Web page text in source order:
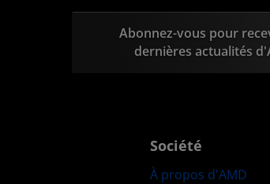
Abonnez-vous pour
dernières actualités
Société
À propos d'AMD